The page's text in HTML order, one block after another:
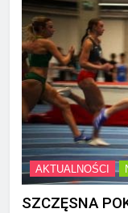
AKTUALNOŚCI
SZCZĘSNA